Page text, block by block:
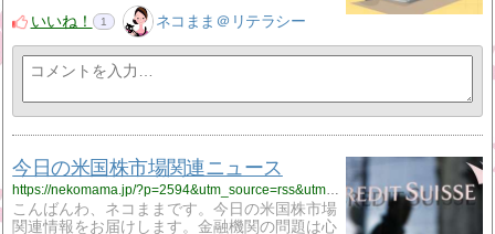
いいね！
1 ネコまま＠リテラシー
今日の米国株市場関連ニュース
こんばんわ、ネコままです。今日の米国株市場
関連情報をお届けします。金融機関の問題は心